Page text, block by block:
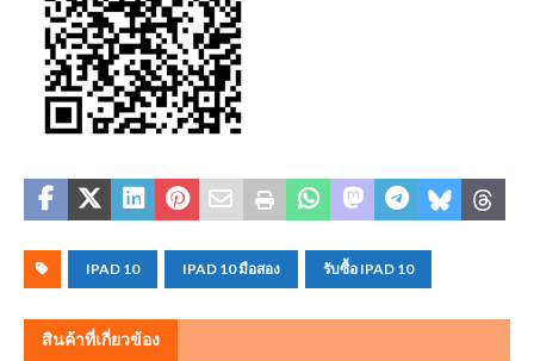
IPAD 10 IPAD 10 มือสอง รับซื้อ IPAD 10
สินค้าที่เกี่ยวข้อง